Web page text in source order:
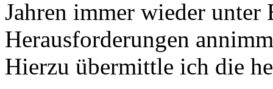
Jahren immer wieder unter
Herausforderungen
Hierzu übermittle ich die